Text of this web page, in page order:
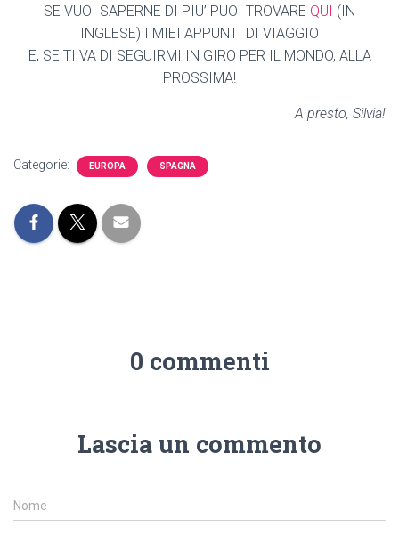
SE VUOI SAPERNE DI PIU’ PUOI TROVARE QUI (IN
INGLESE) I MIEI APPUNTI DI VIAGGIO
E, SE TI VA DI SEGUIRMI IN GIRO PER IL MONDO, ALLA
PROSSIMA!
A presto, Silvia!
Categorie: EUROPA SPAGNA
0 commenti
Lascia un commento
Nome